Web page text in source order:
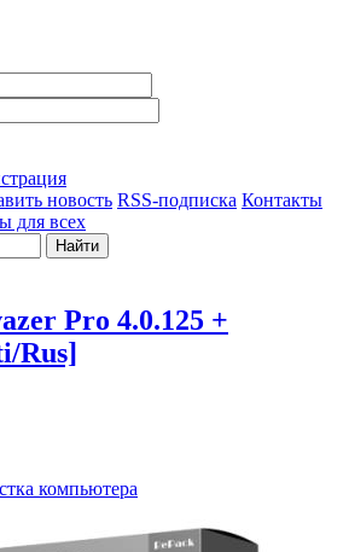
новость RSS-подписка Контакты
для всех
Найти
Pro 4.0.125 +
Rus]
компьютера